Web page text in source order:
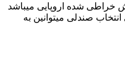
بلوط پایه ها از چوب راش خراطی شده اروپایی میباشد
انتخاب صندلی میتوانین به